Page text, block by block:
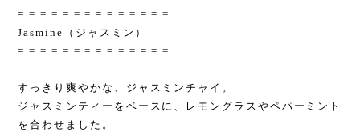
= = = = = = = = = = = = = =
Jasmine（ジャスミン）
= = = = = = = = = = = = = =
すっきり爽やかな、ジャスミンチャイ。
ジャスミンティーをベースに、レモングラスやペパーミント
を合わせました。